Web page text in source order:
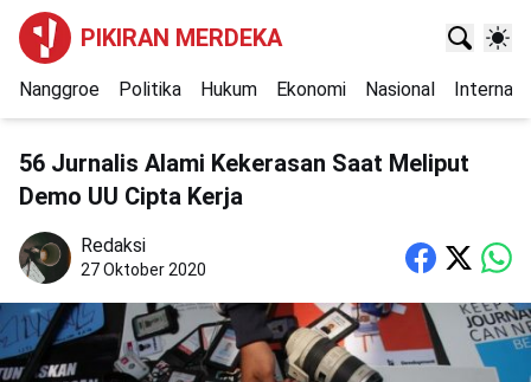
PIKIRAN MERDEKA
Nanggroe Politika Hukum Ekonomi Nasional
56 Jurnalis Alami Kekerasan Saat Meliput
Demo UU Cipta Kerja
Redaksi
27 Oktober 2020